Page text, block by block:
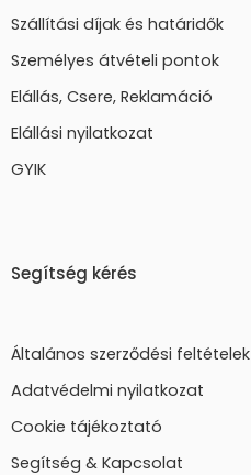
Szállítási díjak és határidők
Személyes átvételi pontok
Elállás, Csere, Reklamáció
Elállási nyilatkozat
GYIK
Segítség kérés
Általános szerződési feltételek
Adatvédelmi nyilatkozat
Cookie tájékoztató
Segítség & Kapcsolat